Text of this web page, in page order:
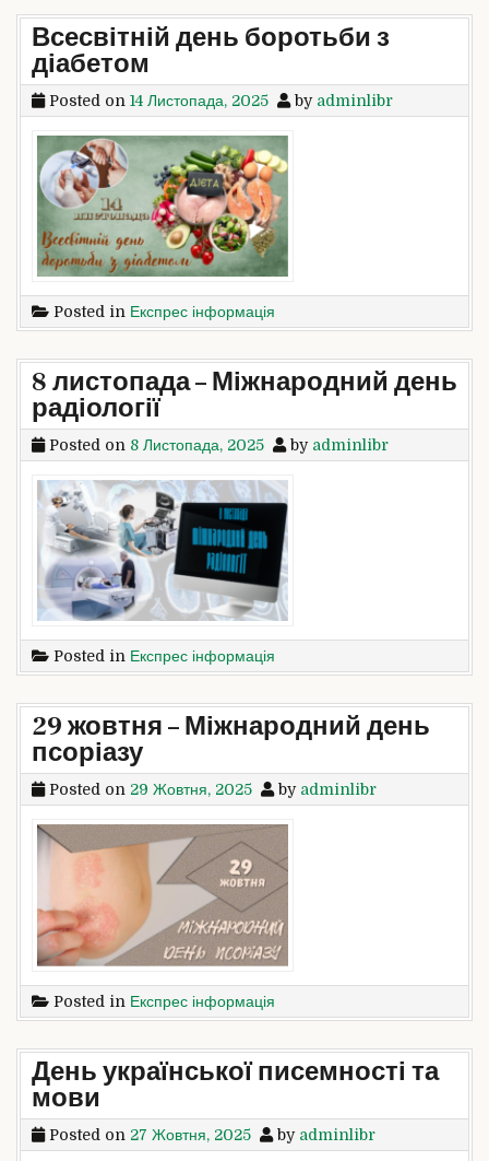
Всесвітній день боротьби з
діабетом
Posted on 14 Листопада, 2025 by adminlibr
Posted in Експрес інформація
8 листопада – Міжнародний день
радіології
Posted on 8 Листопада, 2025 by adminlibr
Posted in Експрес інформація
29 жовтня – Міжнародний день
псоріазу
Posted on 29 Жовтня, 2025 by adminlibr
Posted in Експрес інформація
День української писемності та
мови
Posted on 27 Жовтня, 2025 by adminlibr